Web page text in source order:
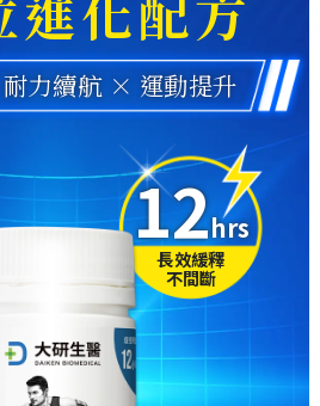
力續航 × 運動提升
12hrs
長效緩釋
不間斷